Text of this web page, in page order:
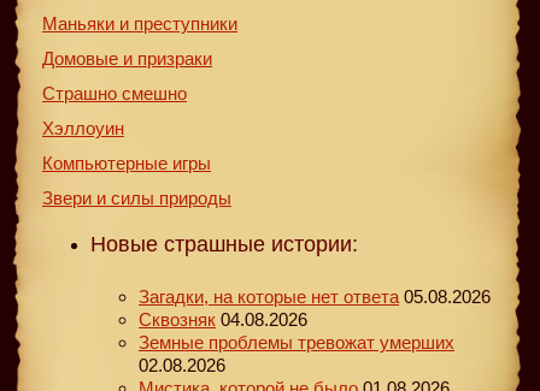
Маньяки и преступники
Домовые и призраки
Страшно смешно
Хэллоуин
Компьютерные игры
Звери и силы природы
Новые страшные истории:
Загадки, на которые нет ответа 05.08.2026
Сквозняк 04.08.2026
Земные проблемы тревожат умерших
02.08.2026